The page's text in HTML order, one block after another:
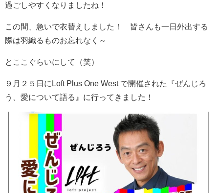
過ごしやすくなりましたね！
この間、急いで衣替えしました！ 皆さんも一日外出する
際は羽織るものお忘れなく～
とここぐらいにして（笑）
９月２５日にLoft Plus One West で開催された『ぜんじろ
う、愛について語る』に行ってきました！